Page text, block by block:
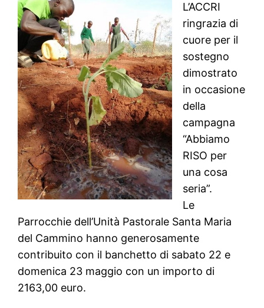
L’ACCRI
ringrazia di
cuore per il
sostegno
dimostrato
in occasione
della
campagna
“Abbiamo
RISO per
una cosa
seria”.
Le
Parrocchie dell’Unità Pastorale Santa Maria
del Cammino hanno generosamente
contribuito con il banchetto di sabato 22 e
domenica 23 maggio con un importo di
2163,00 euro.